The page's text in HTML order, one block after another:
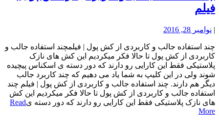
فیلم
| نوامبر 28, 2016
چند استفاده جالب و کاربردی از کش پول | فیلمچند استفاده جالب و
کاربردی از کش پول تا حالا فکر میکردیم این کش های نازک
پلاستیکی فقط این کارایی رو دارند که دور دسته ی اسکناس پیچیده
شوند ولی در این کلیپ به شما یاد می دهیم که چند کاربرد جالب
دیگر هم دارند. چند استفاده جالب و کاربردی از کش پول | فیلم چند
استفاده جالب و کاربردی از کش پول تا حالا فکر میکردیم این کش
های نازک پلاستیکی فقط این کارایی رو دارند که دور دسته یRead
More